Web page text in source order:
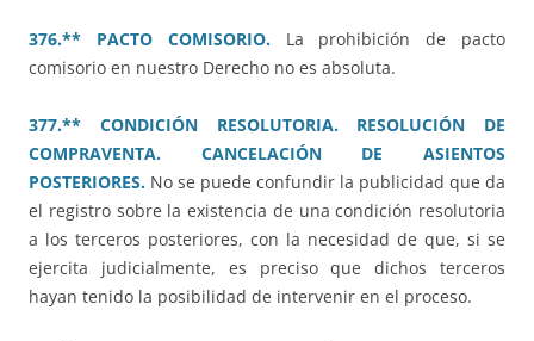
376.** PACTO COMISORIO.La prohibición de pacto
comisorio en nuestro Derecho no es absoluta.
377.** CONDICIÓN RESOLUTORIA. RESOLUCIÓN DE
COMPRAVENTA. CANCELACIÓN DE ASIENTOS
POSTERIORES. No se puede confundir la publicidad que da
el registro sobre la existencia de una condición resolutoria
a los terceros posteriores, con la necesidad de que, si se
ejercita judicialmente, es preciso que dichos terceros
hayan tenido la posibilidad de intervenir en el proceso.